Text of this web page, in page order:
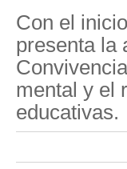
Con el
presenta la
mental y el
educativas.